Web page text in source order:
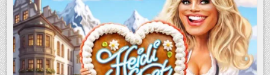
/
MITGLIED
DER
RENTENKOMMISSION
WARNT
VOR
ABGRENZUNGSPROBLEMEN
UND
BÜROKRATIE